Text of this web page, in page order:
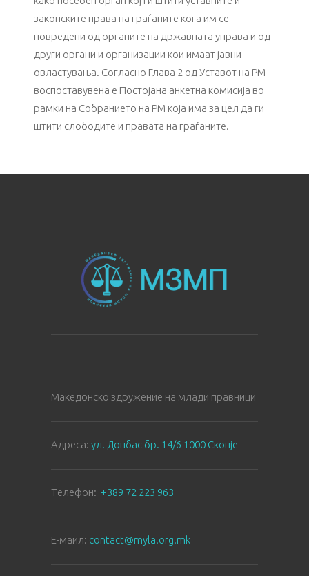
законските права на граѓаните кога им се
повредени од органите на државната управа и од
други органи и организации кои имаат јавни
овластувања. Согласно Глава 2 од Уставот на РМ
воспоставувена е Постојана анкетна комисија во
рамки на Собранието на РМ која има за цел да ги
штити слободите и правата на граѓаните.
Македонско здружение на млади правници
Aдреса: ул. Донбас бр. 14/6 1000 Скопје
Tелефон: +389 72 223 963
E-маил: contact@myla.org.mk